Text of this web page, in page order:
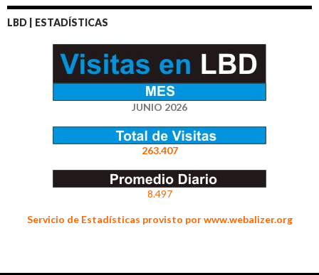
LBD | ESTADÍSTICAS
JUNIO 2026
263.407
8.497
Servicio de Estadísticas provisto por www.webalizer.org